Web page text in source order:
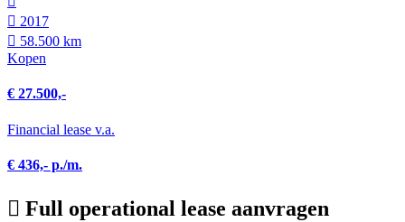
2017
58.500 km
Kopen
€ 27.500,-
Financial lease v.a.
€ 436,- p./m.
Full operational lease aanvragen